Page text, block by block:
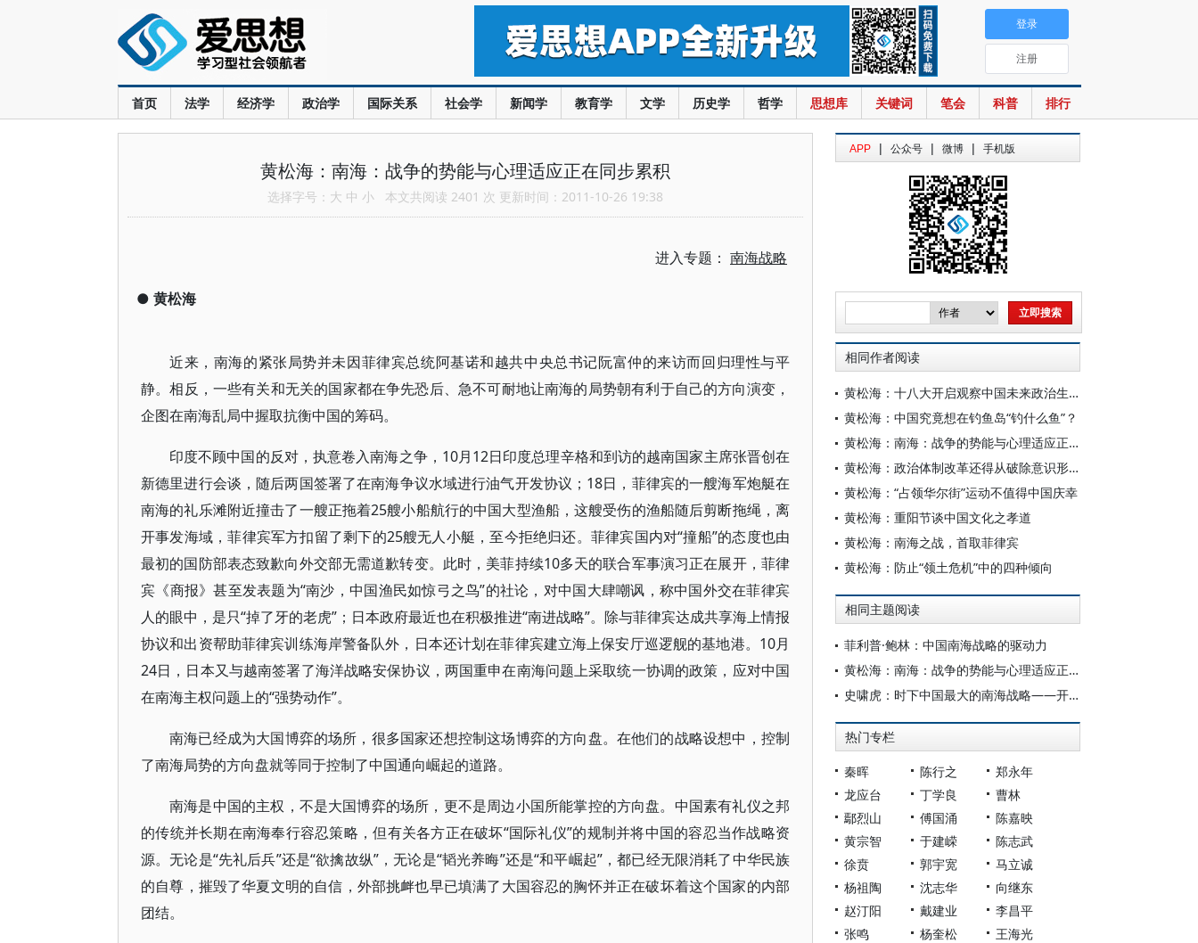
首页 法学 经济学 政治学 国际关系 社会学 新闻学 教育学 文学 历史学 哲学 思想库 关键词 笔会 科普 排行
登录
注册
黄松海：南海：战争的势能与心理适应正在同步累积
选择字号： 大 中 小 本文共阅读 2401 次 更新时间：2011-10-26 19:38
进入专题： 南海战略
● 黄松海
近来，南海的紧张局势并未因菲律宾总统阿基诺和越共中央总书记阮富仲的来访而回归理性与平
静。相反，一些有关和无关的国家都在争先恐后、急不可耐地让南海的局势朝有利于自己的方向演变，
企图在南海乱局中握取抗衡中国的筹码。
印度不顾中国的反对，执意卷入南海之争，10月12日印度总理辛格和到访的越南国家主席张晋创在
新德里进行会谈，随后两国签署了在南海争议水域进行油气开发协议；18日，菲律宾的一艘海军炮艇在
南海的礼乐滩附近撞击了一艘正拖着25艘小船航行的中国大型渔船，这艘受伤的渔船随后剪断拖绳，离
开事发海域，菲律宾军方扣留了剩下的25艘无人小艇，至今拒绝归还。菲律宾国内对“撞船”的态度也由
最初的国防部表态致歉向外交部无需道歉转变。此时，美菲持续10多天的联合军事演习正在展开，菲律
宾《商报》甚至发表题为“南沙，中国渔民如惊弓之鸟”的社论，对中国大肆嘲讽，称中国外交在菲律宾
人的眼中，是只“掉了牙的老虎”；日本政府最近也在积极推进“南进战略”。除与菲律宾达成共享海上情报
协议和出资帮助菲律宾训练海岸警备队外，日本还计划在菲律宾建立海上保安厅巡逻舰的基地港。10月
24日，日本又与越南签署了海洋战略安保协议，两国重申在南海问题上采取统一协调的政策，应对中国
在南海主权问题上的“强势动作”。
南海已经成为大国博弈的场所，很多国家还想控制这场博弈的方向盘。在他们的战略设想中，控制
了南海局势的方向盘就等同于控制了中国通向崛起的道路。
南海是中国的主权，不是大国博弈的场所，更不是周边小国所能掌控的方向盘。中国素有礼仪之邦
的传统并长期在南海奉行容忍策略，但有关各方正在破坏“国际礼仪”的规制并将中国的容忍当作战略资
源。无论是“先礼后兵”还是“欲擒故纵”，无论是“韬光养晦”还是“和平崛起”，都已经无限消耗了中华民族
的自尊，摧毁了华夏文明的自信，外部挑衅也早已填满了大国容忍的胸怀并正在破坏着这个国家的内部
团结。
APP | 公众号 | 微博 | 手机版
相同作者阅读
黄松海：十八大开启观察中国未来政治生态的窗口
黄松海：中国究竟想在钓鱼岛“钓什么鱼”？
黄松海：南海：战争的势能与心理适应正在同步累积
黄松海：政治体制改革还得从破除意识形态壁垒开始
黄松海：“占领华尔街”运动不值得中国庆幸
黄松海：重阳节谈中国文化之孝道
黄松海：南海之战，首取菲律宾
黄松海：防止“领土危机”中的四种倾向
相同主题阅读
菲利普·鲍林：中国南海战略的驱动力
黄松海：南海：战争的势能与心理适应正在同步累积
史啸虎：时下中国最大的南海战略——开发南海
热门专栏
秦晖 陈行之
郑永年
龙应台
丁学良
曹林
鄢烈山
傅国涌
陈嘉映
黄宗智
于建嵘
陈志武
徐贲
郭宇宽
马立诚
杨祖陶
沈志华
向继东
赵汀阳
戴建业
李昌平
张鸣
杨奎松
王海光